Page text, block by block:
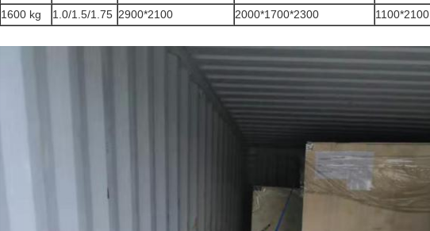
1600 kg
1.0/1.5/1.75 2900*2100 2000*1700*2300 1100*2100